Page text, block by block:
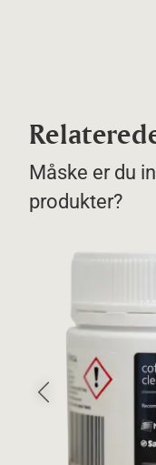
Måske er du
produkter?
Forrige slide